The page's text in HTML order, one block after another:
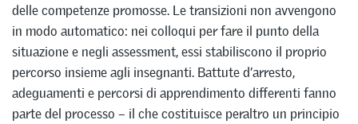
delle competenze promosse. Le transizioni non avvengono
in modo automatico: nei colloqui per fare il punto della
situazione e negli assessment, essi stabiliscono il proprio
percorso insieme agli insegnanti. Battute d’arresto,
adeguamenti e percorsi di apprendimento differenti fanno
parte del processo – il che costituisce peraltro un principio